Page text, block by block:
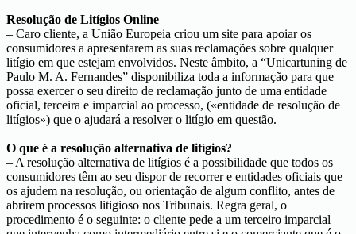
Resolução de Litígios Online
– Caro cliente, a União Europeia criou um site para apoiar os
consumidores a apresentarem as suas reclamações sobre qualquer
litígio em que estejam envolvidos. Neste âmbito, a “Unicartuning de
Paulo M. A. Fernandes” disponibiliza toda a informação para que
possa exercer o seu direito de reclamação junto de uma entidade
oficial, terceira e imparcial ao processo, («entidade de resolução de
litígios») que o ajudará a resolver o litígio em questão.
O que é a resolução alternativa de litígios?
– A resolução alternativa de litígios é a possibilidade que todos os
consumidores têm ao seu dispor de recorrer e entidades oficiais que
os ajudem na resolução, ou orientação de algum conflito, antes de
abrirem processos litigioso nos Tribunais. Regra geral, o
procedimento é o seguinte: o cliente pede a um terceiro imparcial